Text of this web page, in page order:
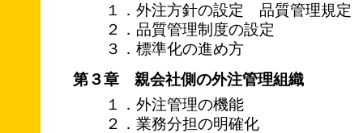
１．外注方針の設定 品質管理規定
２．品質管理制度の設定
３．標準化の進め方
第３章 親会社側の外注管理組織
１．外注管理の機能
２．業務分担の明確化